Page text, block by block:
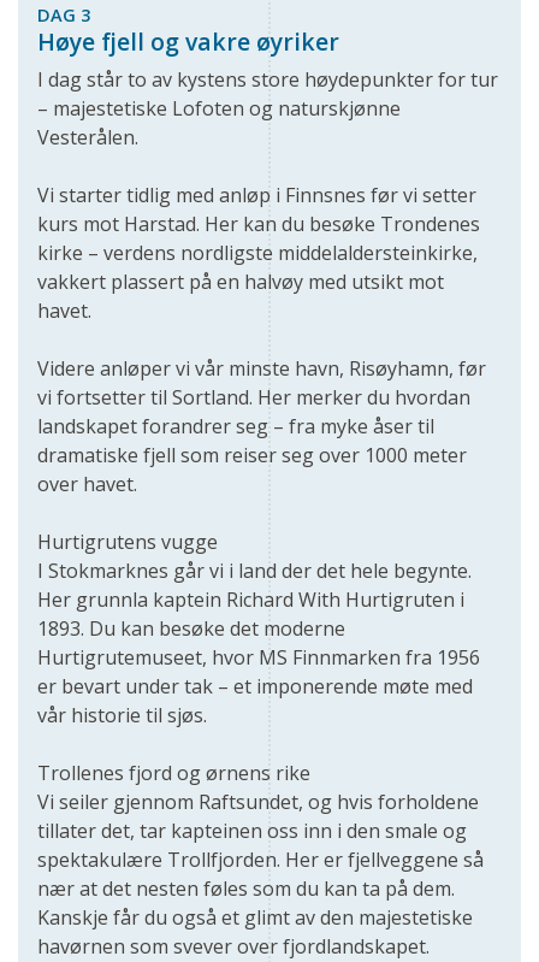
DAG 3
Høye fjell og vakre øyriker
I dag står to av kystens store høydepunkter for tur
– majestetiske Lofoten og naturskjønne
Vesterålen.
Vi starter tidlig med anløp i Finnsnes før vi setter
kurs mot Harstad. Her kan du besøke Trondenes
kirke – verdens nordligste middelaldersteinkirke,
vakkert plassert på en halvøy med utsikt mot
havet.
Videre anløper vi vår minste havn, Risøyhamn, før
vi fortsetter til Sortland. Her merker du hvordan
landskapet forandrer seg – fra myke åser til
dramatiske fjell som reiser seg over 1000 meter
over havet.
Hurtigrutens vugge
I Stokmarknes går vi i land der det hele begynte.
Her grunnla kaptein Richard With Hurtigruten i
1893. Du kan besøke det moderne
Hurtigrutemuseet, hvor MS Finnmarken fra 1956
er bevart under tak – et imponerende møte med
vår historie til sjøs.
Trollenes fjord og ørnens rike
Vi seiler gjennom Raftsundet, og hvis forholdene
tillater det, tar kapteinen oss inn i den smale og
spektakulære Trollfjorden. Her er fjellveggene så
nær at det nesten føles som du kan ta på dem.
Kanskje får du også et glimt av den majestetiske
havørnen som svever over fjordlandskapet.